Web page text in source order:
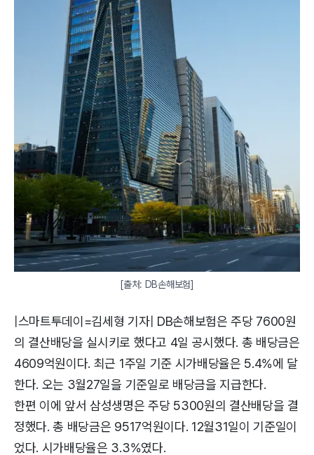
[출처: DB손해보험]
|스마트투데이=김세형 기자| DB손해보험은 주당 7600원
의 결산배당을 실시키로 했다고 4일 공시했다. 총 배당금은
4609억원이다. 최근 1주일 기준 시가배당율은 5.4%에 달
한다. 오는 3월27일을 기준일로 배당금을 지급한다.
한편 이에 앞서 삼성생명은 주당 5300원의 결산배당을 결
정했다. 총 배당금은 9517억원이다. 12월31일이 기준일이
었다. 시가배당율은 3.3%였다.